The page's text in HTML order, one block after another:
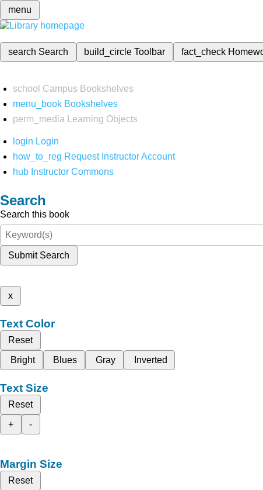
menu
search Search build_circleToolbar fact_check
school Campus Bookshelves
menu_book Bookshelves
perm_media
Learning Objects
login Login
how_to_reg Request Instructor Account
hub Instructor Commons
Search
Search this book
Submit Search
x
Text Color
Reset
Bright
Blues Gray Inverted
Text Size
Reset
+
-
Margin Size
Reset